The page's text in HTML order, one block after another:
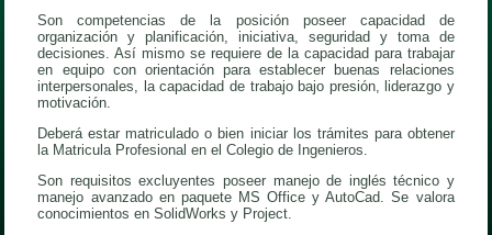
Son competencias de la posición poseer capacidad de
organización y planificación, iniciativa, seguridad y toma de
decisiones. Así mismo se requiere de la capacidad para trabajar
en equipo con orientación para establecer buenas relaciones
interpersonales, la capacidad de trabajo bajo presión, liderazgo y
motivación.
Deberá estar matriculado o bien iniciar los trámites para obtener
la Matricula Profesional en el Colegio de Ingenieros.
Son requisitos excluyentes poseer manejo de inglés técnico y
manejo avanzado en paquete MS Office y AutoCad. Se valora
conocimientos en SolidWorks y Project.